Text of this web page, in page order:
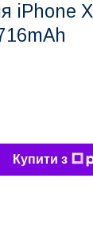
iPhone
Купити з